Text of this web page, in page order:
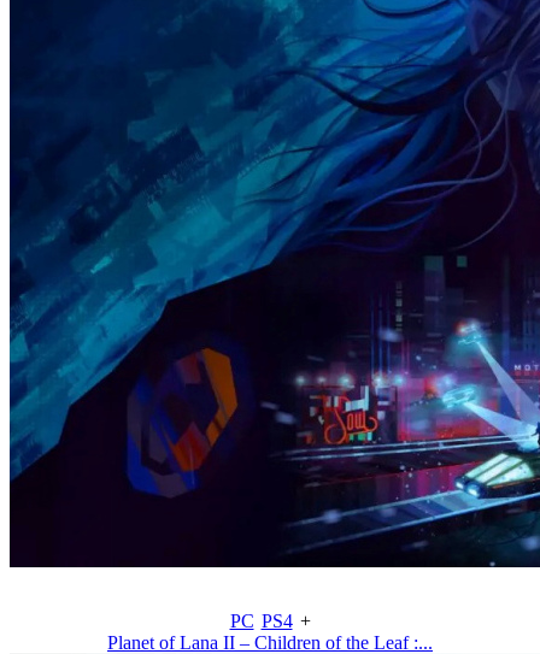
PC PS4 +
Planet of Lana II – Children of the Leaf :...